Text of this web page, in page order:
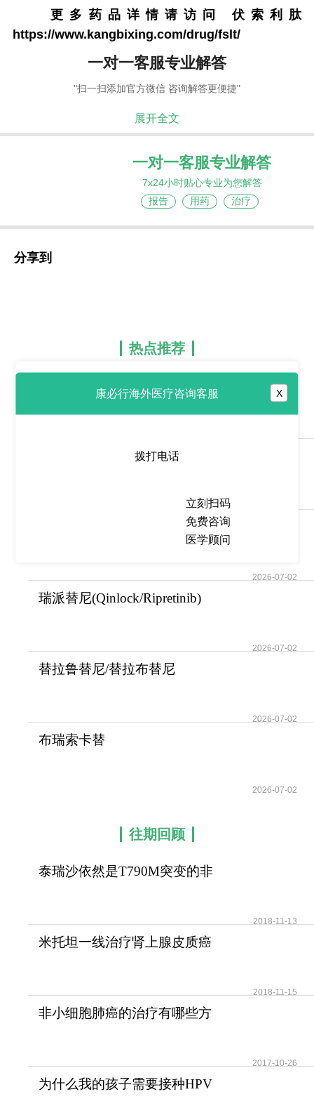
更多药品详情请访问 伏索利肽
https://www.kangbixing.com/drug/fslt/
一对一客服专业解答
"扫一扫添加官方微信 咨询解答更便捷"
展开全文
一对一客服专业解答
7x24小时贴心专业为您解答
报告
用药 治疗
分享到
热点推荐
沃克佐戈/伏索利肽
(Voxzogo/vosoritide)用
爱泌罗/戊聚糖多硫酸钠
2026-07-02
瑞派替尼(Qinlock/Ripretinib)
2026-07-02
替拉鲁替尼/替拉布替尼
2026-07-02
布瑞索卡替
2026-07-02
往期回顾
泰瑞沙依然是T790M突变的非
2018-11-13
米托坦一线治疗肾上腺皮质癌
2018-11-15
非小细胞肺癌的治疗有哪些方
2017-10-26
为什么我的孩子需要接种HPV
康必行海外医疗咨询客服 X
拨打电话
立刻扫码
免费咨询
医学顾问